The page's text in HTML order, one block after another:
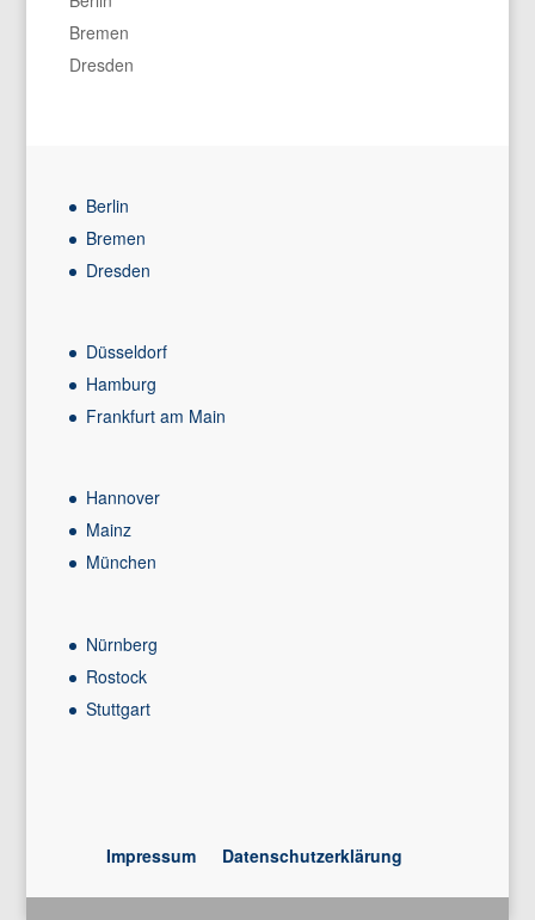
Bremen
Dresden
Berlin
Bremen
Dresden
Düsseldorf
Hamburg
Frankfurt am Main
Hannover
Mainz
München
Nürnberg
Rostock
Stuttgart
Impressum Datenschutzerklärung